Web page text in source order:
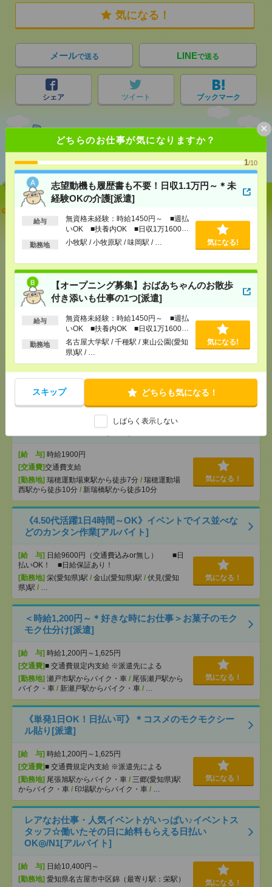
どちらのお仕事が気になりますか？
1/10
志望動機も履歴書も不要！日収1.1万円～＊未
経験OKの介護[派遣]
給与
無資格未経験：時給1450円～ ■週払
いOK ■扶養内OK ■日収1万1600円
以上
勤務地 小牧駅 / 小牧原駅 / 味岡駅 / … 気になる!
【オープニング募集】おばあちゃんのお散歩
付き添いも仕事の1つ[派遣]
給与
無資格未経験：時給1450円～ ■週払
いOK ■扶養内OK ■日収1万1600円
以上
勤務地
名古屋大学駅 / 千種駅 / 東山公園(愛知
県)駅 / …
気になる!
スキップ どちらも気になる！
しばらく表示しない
×
気になる！
メールで送る LINEで送る
シェア ツイート ブックマーク
あなたの閲覧履歴からの
おすすめ
志望動機も履歴書も不要！日収1.1万円～＊未経験OK
の介護[派遣]
[給 与]無資格未経験：時給1450円～ ■週払い
[交通費]交通費全額支給
[勤務地]
小牧原駅
気になる！
【オープニング募集】おばあちゃんのお散歩付き添
いも仕事の1つ[派遣]
[給 与]無資格未経験：時給1450円～ ■週払い
OK ■扶養内OK ■日収1万1600円以上
[交通費]交通費全額支給
名古屋大学駅/千種駅/東山公園(愛知県)駅
気になる！
時給1900円！【アジア競技大会】競技会場での設営
サポート／大量募集[派遣]
[給 与] 時給1900円
[交通費]交通費支給
[勤務地] 瑞穂運動場東駅から徒歩7分 / 瑞穂運動場
西駅から徒歩10分 / 新瑞橋駅から徒歩10分
気になる！
《4.50代活躍1日4時間～OK》イベントでイス並べな
どのカンタン作業[アルバイト]
[給 与] 日給9600円（交通費込みor無し） ■日
払いOK！ ■日給保証あり！
[勤務地] 栄(愛知県)駅 / 金山(愛知県)駅 / 伏見(愛知
県)駅 / …
気になる！
＜時給1,200円～＊好きな時にお仕事＞お菓子のモク
モク仕分け[派遣]
[給 与] 時給1,200円～1,625円
[交通費]■ 交通費規定内支給 ※派遣先による
[勤務地] 瀬戸市駅からバイク・車 / 尾張瀬戸駅から
バイク・車 / 新瀬戸駅からバイク・車 / …
気になる！
《単発1日OK！日払い可》＊コスメのモクモクシー
ル貼り[派遣]
[給 与] 時給1,200円～1,625円
[交通費]■ 交通費規定内支給 ※派遣先による
[勤務地] 尾張旭駅からバイク・車 / 三郷(愛知県)駅
からバイク・車 / 印場駅からバイク・車 / …
気になる！
レアなお仕事・人気イベントがいっぱい♪イベントス
タッフ☆働いたその日に給料もらえる日払い
OK◎/N1[アルバイト]
[給 与] 日給10,400円～
[勤務地] 愛知県名古屋市中区錦（最寄り駅：栄駅） 気になる！